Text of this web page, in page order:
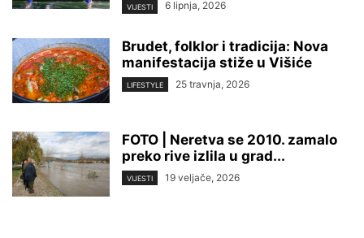
VIJESTI 6 lipnja, 2026
Brudet, folklor i tradicija: Nova
manifestacija stiže u Višiće
LIFESTYLE 25 travnja, 2026
FOTO | Neretva se 2010. zamalo
preko rive izlila u grad...
VIJESTI 19 veljače, 2026